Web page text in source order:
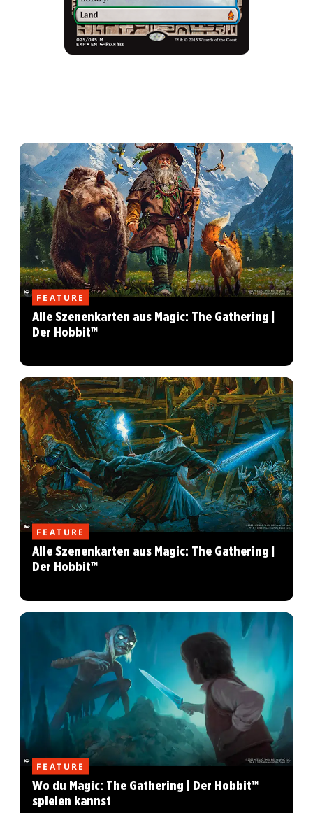
FEATURE
Alle Szenenkarten aus Magic: The Gathering |
Der Hobbit™
FEATURE
Alle Szenenkarten aus Magic: The Gathering |
Der Hobbit™
FEATURE
Wo du Magic: The Gathering | Der Hobbit™
spielen kannst